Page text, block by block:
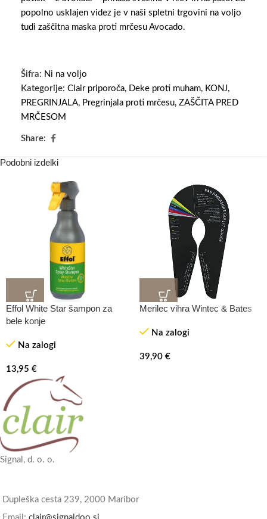
popolno usklajen videz je v naši spletni trgovini na voljo
tudi zaščitna maska proti mrčesu Avocado.
Šifra: Ni na voljo
Kategorije: Clair priporoča, Deke proti muham, KONJ,
PREGRINJALA, Pregrinjala proti mrčesu, ZAŠČITA PRED
MRČESOM
Share:
Podobni izdelki
Effol White Star šampon za
bele konje
Na zalogi
13,95 €
Merilec vihra Wintec & Bates
Na zalogi
39,90 €
Signal, d. o. o.
Dupleška cesta 239, 2000 Maribor